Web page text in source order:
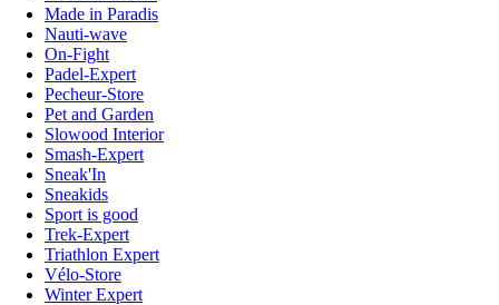
Made in Paradis
Nauti-wave
On-Fight
Padel-Expert
Pecheur-Store
Pet and Garden
Slowood Interior
Smash-Expert
Sneak'In
Sneakids
Sport is good
Trek-Expert
Triathlon Expert
Vélo-Store
Winter Expert